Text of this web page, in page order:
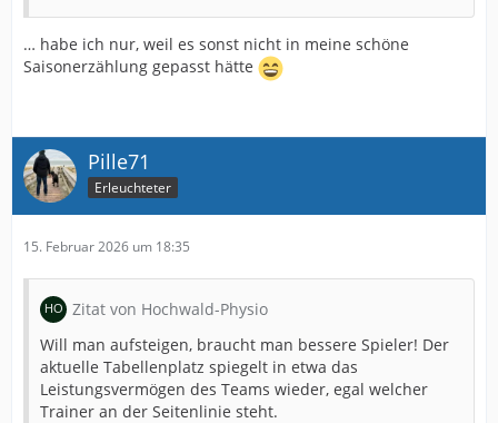
… habe ich nur, weil es sonst nicht in meine schöne
Saisonerzählung gepasst hätte
Pille71
Erleuchteter
15. Februar 2026 um 18:35
Zitat von Hochwald-Physio
Will man aufsteigen, braucht man bessere Spieler! Der
aktuelle Tabellenplatz spiegelt in etwa das
Leistungsvermögen des Teams wieder, egal welcher
Trainer an der Seitenlinie steht.